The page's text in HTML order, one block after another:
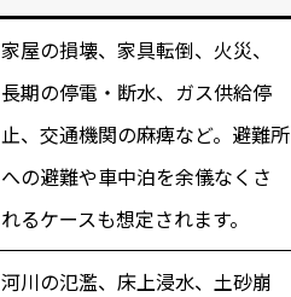
家屋の損壊、家具転倒、火災、
長期の停電・断水、ガス供給停
止、交通機関の麻痺など。避難所
への避難や車中泊を余儀なくさ
れるケースも想定されます。
河川の氾濫、床上浸水、土砂崩